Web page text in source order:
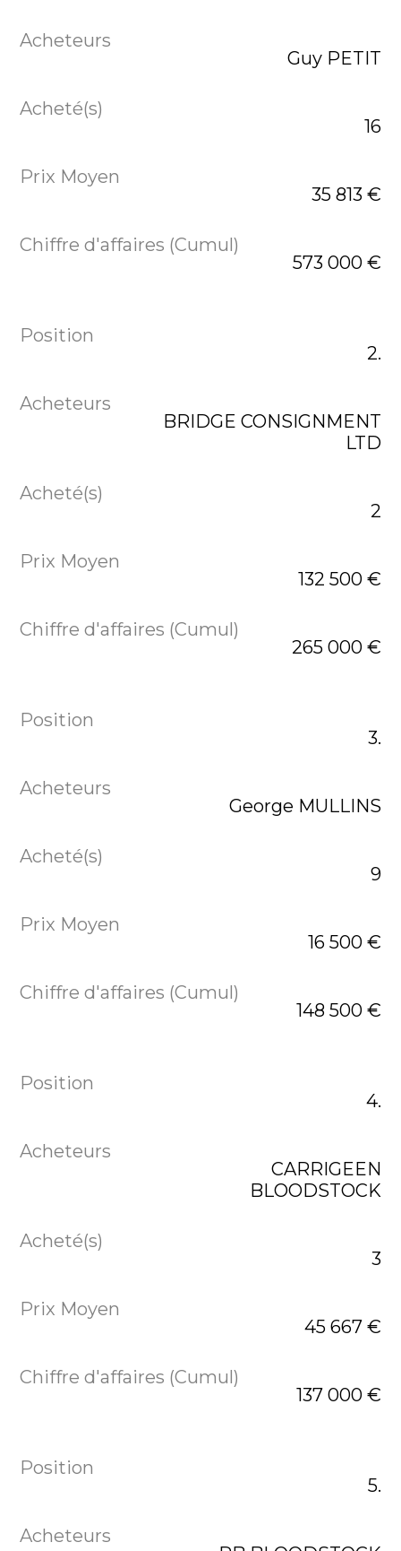
Guy PETIT
16
35 813 €
573 000 €
2.
BRIDGE CONSIGNMENT
LTD
2
132 500 €
265 000 €
3.
George MULLINS
9
16 500 €
148 500 €
4.
CARRIGEEN
BLOODSTOCK
3
45 667 €
137 000 €
5.